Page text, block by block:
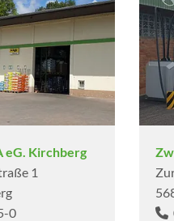
eG. Kirchberg
1
0 